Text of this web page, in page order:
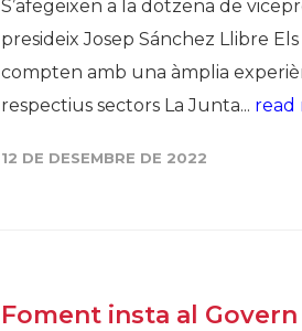
S’afegeixen a la dotzena de
presideix Josep Sánchez Llibre
compten amb una àmplia
respectius sectors La Junta... read
12 DE DESEMBRE DE 2022
Foment insta al